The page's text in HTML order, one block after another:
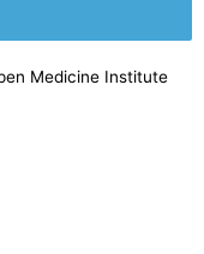
Medicine Institute